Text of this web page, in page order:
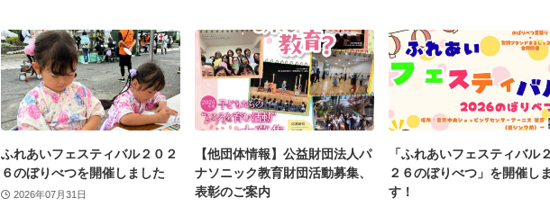
ふれあいフェスティバル２０２
６のぼりべつを開催しました
2026年07月31日
【他団体情報】公益財団法人パ
ナソニック教育財団活動募集、
表彰のご案内
「ふれあいフェスティバル
２６のぼりべつ」を開催し
す！